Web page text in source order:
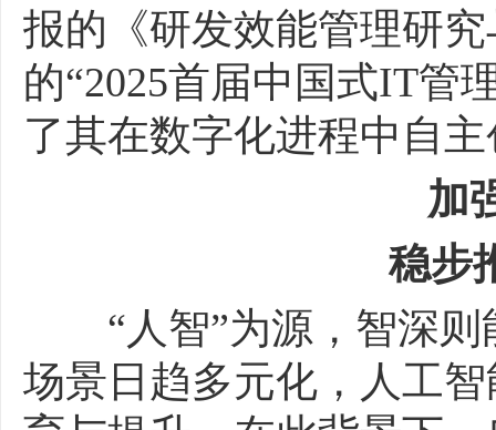
报的《研发效能管理研
的“2025首届中国式IT管
了其在数字化进程中自
加
稳步推
“人智”为源，智深则
场景日趋多元化，人工